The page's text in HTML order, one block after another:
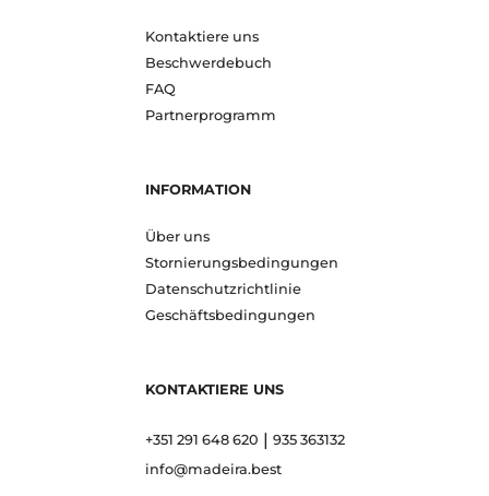
Kontaktiere uns
Beschwerdebuch
FAQ
Partnerprogramm
INFORMATION
Über uns
Stornierungsbedingungen
Datenschutzrichtlinie
Geschäftsbedingungen
KONTAKTIERE UNS
+351 291 648 620 | 935 363132
info@madeira.best